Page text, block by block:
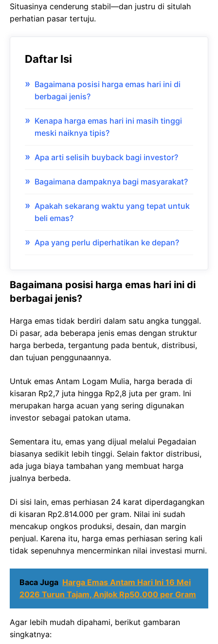
Situasinya cenderung stabil—dan justru di situlah
perhatian pasar tertuju.
Daftar Isi
Bagaimana posisi harga emas hari ini di
berbagai jenis?
Kenapa harga emas hari ini masih tinggi
meski naiknya tipis?
Apa arti selisih buyback bagi investor?
Bagaimana dampaknya bagi masyarakat?
Apakah sekarang waktu yang tepat untuk
beli emas?
Apa yang perlu diperhatikan ke depan?
Bagaimana posisi harga emas hari ini di
berbagai jenis?
Harga emas tidak berdiri dalam satu angka tunggal.
Di pasar, ada beberapa jenis emas dengan struktur
harga berbeda, tergantung pada bentuk, distribusi,
dan tujuan penggunaannya.
Untuk emas Antam Logam Mulia, harga berada di
kisaran Rp2,7 juta hingga Rp2,8 juta per gram. Ini
merupakan harga acuan yang sering digunakan
investor sebagai patokan utama.
Sementara itu, emas yang dijual melalui Pegadaian
biasanya sedikit lebih tinggi. Selain faktor distribusi,
ada juga biaya tambahan yang membuat harga
jualnya berbeda.
Di sisi lain, emas perhiasan 24 karat diperdagangkan
di kisaran Rp2.814.000 per gram. Nilai ini sudah
mencakup ongkos produksi, desain, dan margin
penjual. Karena itu, harga emas perhiasan sering kali
tidak sepenuhnya mencerminkan nilai investasi murni.
Baca Juga Harga Emas Antam Hari Ini 16 Mei
2026 Turun Tajam, Anjlok Rp50.000 per Gram
Agar lebih mudah dipahami, berikut gambaran
singkatnya: